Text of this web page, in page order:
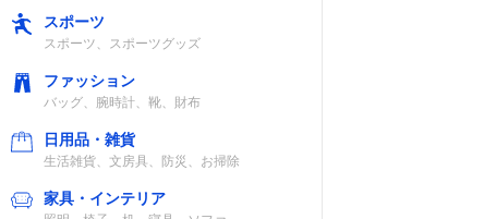
スポーツ
スポーツ、スポーツグッズ
ファッション
バッグ、腕時計、靴、財布
日用品・雑貨
生活雑貨、文房具、防災、お掃除
家具・インテリア